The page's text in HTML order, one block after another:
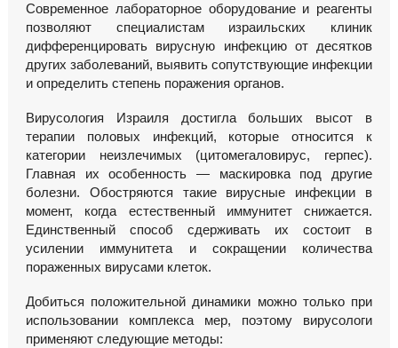
Современное лабораторное оборудование и реагенты
позволяют специалистам израильских клиник
дифференцировать вирусную инфекцию от десятков
других заболеваний, выявить сопутствующие инфекции
и определить степень поражения органов.
Вирусология Израиля достигла больших высот в
терапии половых инфекций, которые относится к
категории неизлечимых (цитомегаловирус, герпес).
Главная их особенность — маскировка под другие
болезни. Обостряются такие вирусные инфекции в
момент, когда естественный иммунитет снижается.
Единственный способ сдерживать их состоит в
усилении иммунитета и сокращении количества
пораженных вирусами клеток.
Добиться положительной динамики можно только при
использовании комплекса мер, поэтому вирусологи
применяют следующие методы: